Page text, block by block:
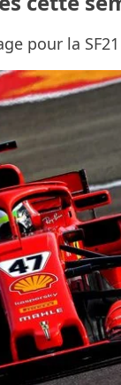
pour la SF21